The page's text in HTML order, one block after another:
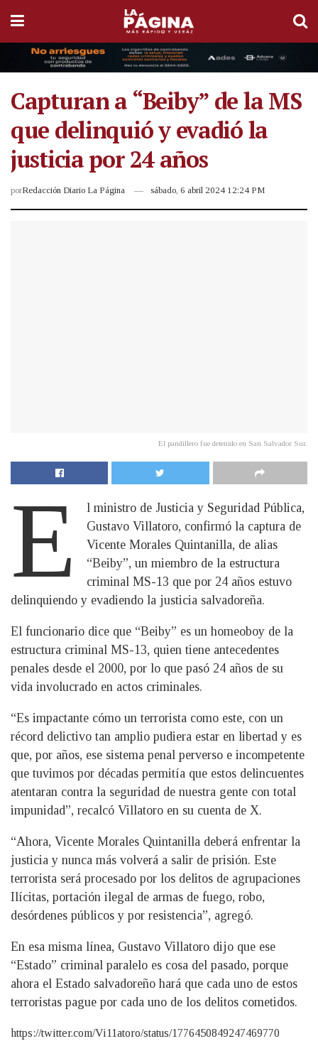
Capturan a “Beiby” de la MS
que delinquió y evadió la
justicia por 24 años
porRedacción Diario La Página sábado, 6 abril 2024 12:24 PM
El pandillero fue detenido en San Salvador Sur.
E
l ministro de Justicia y Seguridad Pública,
Gustavo Villatoro, confirmó la captura de
Vicente Morales Quintanilla, de alias
“Beiby”, un miembro de la estructura
criminal MS-13 que por 24 años estuvo
delinquiendo y evadiendo la justicia salvadoreña.
El funcionario dice que “Beiby” es un homeoboy de la
estructura criminal MS-13, quien tiene antecedentes
penales desde el 2000, por lo que pasó 24 años de su
vida involucrado en actos criminales.
“Es impactante cómo un terrorista como este, con un
récord delictivo tan amplio pudiera estar en libertad y es
que, por años, ese sistema penal perverso e incompetente
que tuvimos por décadas permitía que estos delincuentes
atentaran contra la seguridad de nuestra gente con total
impunidad”, recalcó Villatoro en su cuenta de X.
“Ahora, Vicente Morales Quintanilla deberá enfrentar la
justicia y nunca más volverá a salir de prisión. Este
terrorista será procesado por los delitos de agrupaciones
Ilícitas, portación ilegal de armas de fuego, robo,
desórdenes públicos y por resistencia”, agregó.
En esa misma línea, Gustavo Villatoro dijo que ese
“Estado” criminal paralelo es cosa del pasado, porque
ahora el Estado salvadoreño hará que cada uno de estos
terroristas pague por cada uno de los delitos cometidos.
https://twitter.com/Vi11atoro/status/1776450849247469770